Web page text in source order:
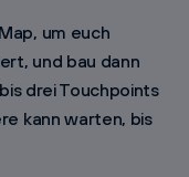
um euch
und bau dann
drei Touchpoints
kann warten, bis